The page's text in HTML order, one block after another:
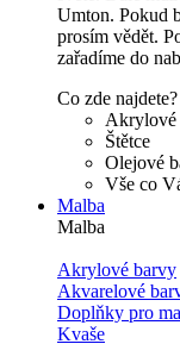
Umton. Pokud
prosím vědět.
zařadíme do
Co zde najdete?
Akrylové
Štětce
Olejové
Vše co
Malba
Malba
Akrylové barvy
Akvarelové
Doplňky pro
Kvaše